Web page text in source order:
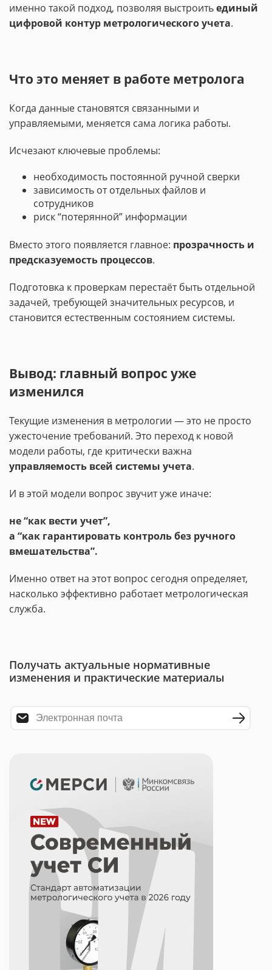
именно такой подход, позволяя выстроитьединый
цифровой контур метрологического учета.
Что это меняет в работе метролога
Когда данные становятся связанными и
управляемыми, меняется сама логика работы.
Исчезают ключевые проблемы:
необходимость постоянной ручной сверки
зависимость от отдельных файлов и
сотрудников
риск “потерянной” информации
Вместо этого появляется главное: прозрачность и
предсказуемость процессов.
Подготовка к проверкам перестаёт быть отдельной
задачей, требующей значительных ресурсов, и
становится естественным состоянием системы.
Вывод: главный вопрос уже
изменился
Текущие изменения в метрологии — это не просто
ужесточение требований. Это переход к новой
модели работы, где критически важна
управляемость всей системы учета.
И в этой модели вопрос звучит уже иначе:
не “как вести учет”,
а “как гарантировать контроль без ручного
вмешательства”.
Именно ответ на этот вопрос сегодня определяет,
насколько эффективно работает метрологическая
служба.
Получать актуальные нормативные
изменения и практические материалы